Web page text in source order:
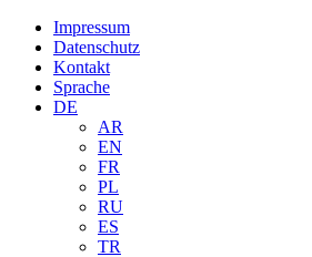
Impressum
Datenschutz
Kontakt
Sprache
DE
AR
EN
FR
PL
RU
ES
TR